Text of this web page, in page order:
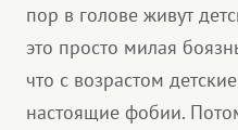
пор в голове живут
это просто милая
что с возрастом
настоящие фобии.